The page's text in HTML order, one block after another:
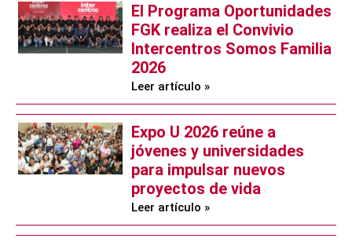
El Programa Oportunidades
FGK realiza el Convivio
Intercentros Somos Familia
2026
Leer artículo »
Expo U 2026 reúne a
jóvenes y universidades
para impulsar nuevos
proyectos de vida
Leer artículo »